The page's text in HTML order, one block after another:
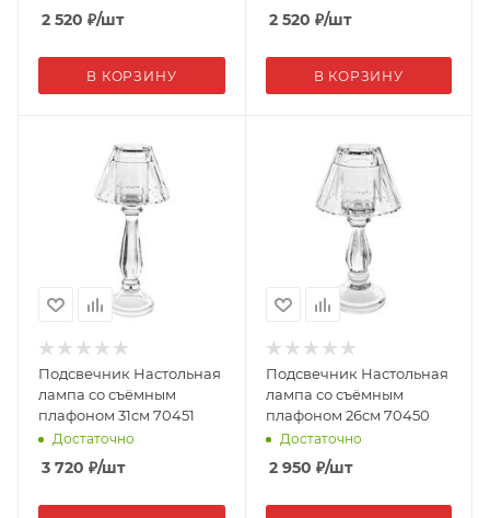
2 520 ₽/шт
В КОРЗИНУ
2 520 ₽/шт
В КОРЗИНУ
Подсвечник Настольная
лампа со съёмным
плафоном 31см 70451
Достаточно
3 720 ₽/шт
Подсвечник Настольная
лампа со съёмным
плафоном 26см 70450
Достаточно
2 950 ₽/шт